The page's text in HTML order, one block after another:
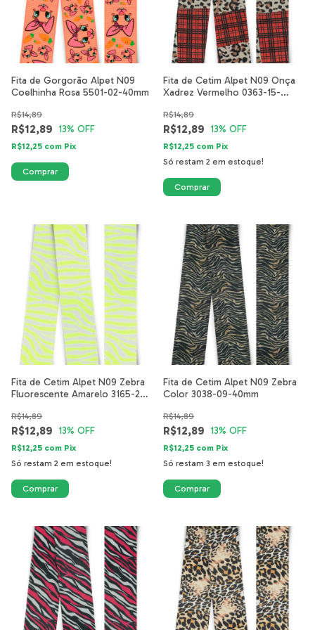
Fita de Gorgorão Alpet N09
Coelhinha Rosa 5501-02-40mm
R$12,89
R$14,89
13% OFF
R$12,25 com Pix
Fita de Cetim Alpet N09 Onça
Xadrez Vermelho 0363-15-
R$12,89
R$14,89
13% OFF
R$12,25 com Pix
Só restam 2 em estoque!
Fita de Cetim Alpet N09 Zebra
Fluorescente Amarelo 3165-26-
R$12,89
R$14,89
13% OFF
R$12,25 com Pix
Só restam 2 em estoque!
Fita de Cetim Alpet N09 Zebra
Color 3038-09-40mm
R$12,89
R$14,89
13% OFF
R$12,25 com Pix
Só restam 3 em estoque!